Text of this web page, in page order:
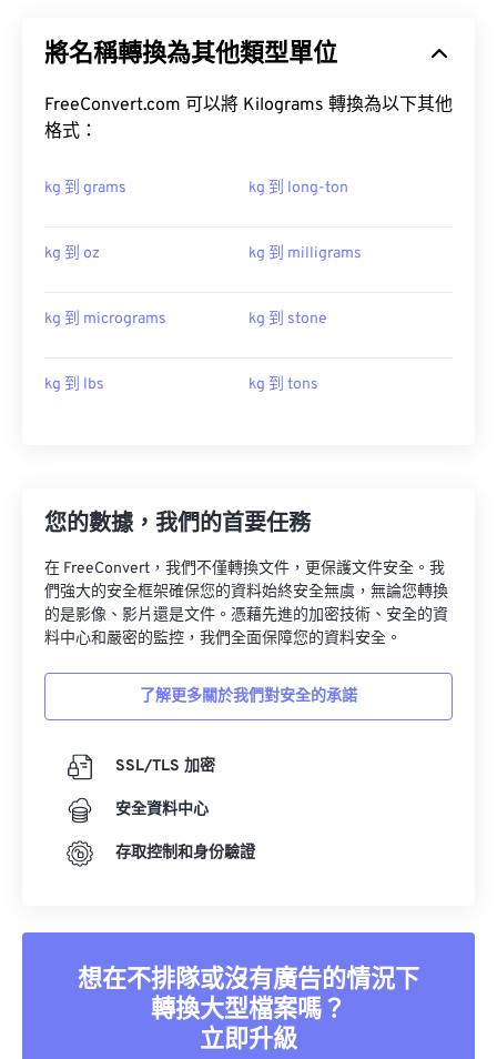
將名稱轉換為其他類型單位
FreeConvert.com 可以將 Kilograms 轉換為以下其他
格式：
kg 到 grams kg 到 long-ton
kg 到 oz kg 到 milligrams
kg 到 micrograms kg 到 stone
kg 到 lbs kg 到 tons
您的數據，我們的首要任務
在 FreeConvert，我們不僅轉換文件，更保護文件安全。我
們強大的安全框架確保您的資料始終安全無虞，無論您轉換
的是影像、影片還是文件。憑藉先進的加密技術、安全的資
料中心和嚴密的監控，我們全面保障您的資料安全。
了解更多關於我們對安全的承諾
SSL/TLS 加密
安全資料中心
存取控制和身份驗證
想在不排隊或沒有廣告的情況下
轉換大型檔案嗎？
立即升級